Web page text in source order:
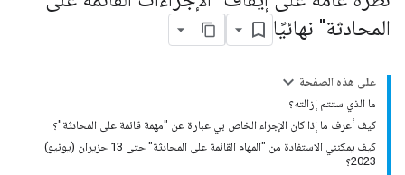
المحادثة" نهائيًا
على هذه الصفحة
ما الذي ستتم إزالته؟
كيف أعرف ما إذا كان الإجراء الخاص بي عبارة عن "مهمة قائمة على المحادثة"؟
كيف يمكنني الاستفادة من "المهام القائمة على المحادثة" حتى 13 حزيران (يونيو)
2023؟